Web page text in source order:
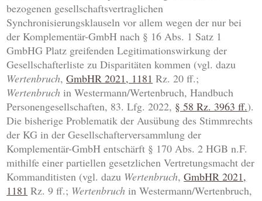
bezogenen gesellschaftsvertraglichen
Synchronisierungsklauseln vor allem wegen der nur bei
der Komplementär-GmbH nach § 16 Abs. 1 Satz 1
GmbHG Platz greifenden Legitimationswirkung der
Gesellschafterliste zu Disparitäten kommen (vgl. dazu
Wertenbruch,GmbHR 2021, 1181 Rz. 20 ff.;
Wertenbruch in Westermann/Wertenbruch, Handbuch
Personengesellschaften, 83. Lfg. 2022, § 58 Rz. 3963 ff.).
Die bisherige Problematik der Ausübung des Stimmrechts
der KG in der Gesellschafterversammlung der
Komplementär-GmbH entschärft § 170 Abs. 2 HGB n.F.
mithilfe einer partiellen gesetzlichen Vertretungsmacht der
Kommanditisten (vgl. dazu Wertenbruch,GmbHR 2021,
1181 Rz. 9 ff.; Wertenbruch in Westermann/Wertenbruch,